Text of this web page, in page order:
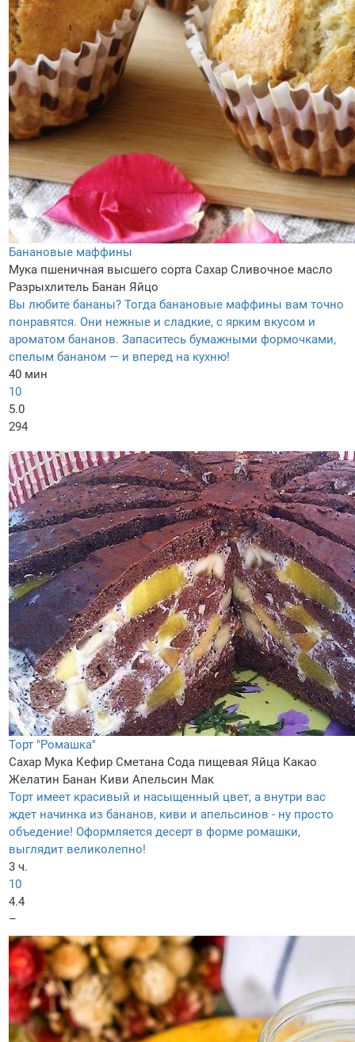
Банановые маффины
Мука пшеничная высшего сорта Сахар Сливочное масло
Разрыхлитель Банан Яйцо
Вы любите бананы? Тогда банановые маффины вам точно
понравятся. Они нежные и сладкие, с ярким вкусом и
ароматом бананов. Запаситесь бумажными формочками,
спелым бананом — и вперед на кухню!
40 мин
10
5.0
294
Торт "Ромашка"
Сахар Мука Кефир Сметана Сода пищевая Яйца Какао
Желатин Банан Киви Апельсин Мак
Торт имеет красивый и насыщенный цвет, а внутри вас
ждет начинка из бананов, киви и апельсинов - ну просто
объедение! Оформляется десерт в форме ромашки,
выглядит великолепно!
3 ч.
10
4.4
–